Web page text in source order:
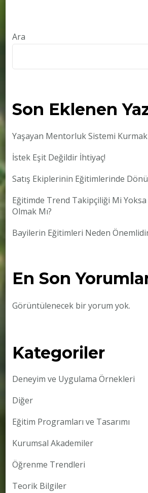
Ara
Son Eklenen
Yaşayan Mentorluk Sistemi Kurmak
İstek Eşit Değildir İhtiyaç!
Satış Ekiplerinin Eğitimlerinde
Eğitimde Trend Takipçiliği Mi
Olmak Mı?
Bayilerin Eğitimleri Neden
En Son
Görüntülenecek bir yorum yok.
Kategoriler
Deneyim ve Uygulama Örnekleri
Diğer
Eğitim Programları ve Tasarımı
Kurumsal Akademiler
Öğrenme Trendleri
Teorik Bilgiler